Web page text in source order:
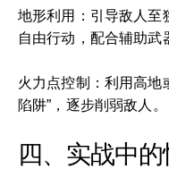
地形利用：引导敌人至
自由行动，配合辅助武
火力点控制：利用高地
陷阱”，逐步削弱敌人。
四、实战中